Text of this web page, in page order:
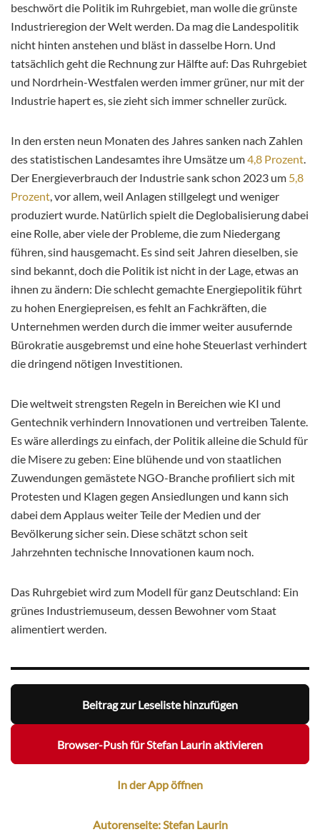
beschwört die Politik im Ruhrgebiet, man wolle die grünste
Industrieregion der Welt werden. Da mag die Landespolitik
nicht hinten anstehen und bläst in dasselbe Horn. Und
tatsächlich geht die Rechnung zur Hälfte auf: Das Ruhrgebiet
und Nordrhein-Westfalen werden immer grüner, nur mit der
Industrie hapert es, sie zieht sich immer schneller zurück.
In den ersten neun Monaten des Jahres sanken nach Zahlen
des statistischen Landesamtes ihre Umsätze um4,8 Prozent.
Der Energieverbrauch der Industrie sank schon 2023 um 5,8
Prozent, vor allem, weil Anlagen stillgelegt und weniger
produziert wurde. Natürlich spielt die Deglobalisierung dabei
eine Rolle, aber viele der Probleme, die zum Niedergang
führen, sind hausgemacht. Es sind seit Jahren dieselben, sie
sind bekannt, doch die Politik ist nicht in der Lage, etwas an
ihnen zu ändern: Die schlecht gemachte Energiepolitik führt
zu hohen Energiepreisen, es fehlt an Fachkräften, die
Unternehmen werden durch die immer weiter ausufernde
Bürokratie ausgebremst und eine hohe Steuerlast verhindert
die dringend nötigen Investitionen.
Die weltweit strengsten Regeln in Bereichen wie KI und
Gentechnik verhindern Innovationen und vertreiben Talente.
Es wäre allerdings zu einfach, der Politik alleine die Schuld für
die Misere zu geben: Eine blühende und von staatlichen
Zuwendungen gemästete NGO-Branche profiliert sich mit
Protesten und Klagen gegen Ansiedlungen und kann sich
dabei dem Applaus weiter Teile der Medien und der
Bevölkerung sicher sein. Diese schätzt schon seit
Jahrzehnten technische Innovationen kaum noch.
Das Ruhrgebiet wird zum Modell für ganz Deutschland: Ein
grünes Industriemuseum, dessen Bewohner vom Staat
alimentiert werden.
Beitrag zur Leseliste hinzufügen
Browser-Push für Stefan Laurin aktivieren
In der App öffnen
Autorenseite: Stefan Laurin